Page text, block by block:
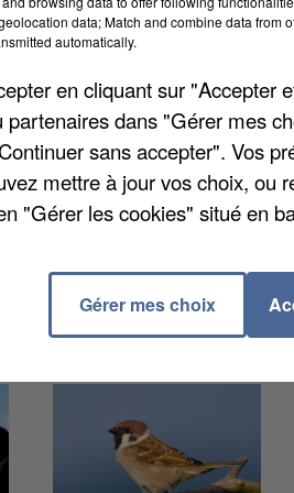
Dix-sept communes ont
Toitures envolées, rues
ont dû être secourus
s’engager sur une route
data; Match and combine data from
automatically.
en cliquant sur "Accepter
partenaires dans "Gérer mes
sans accepter". Vos
mettre à jour vos choix, ou
"Gérer les cookies" situé en
Gérer mes choix